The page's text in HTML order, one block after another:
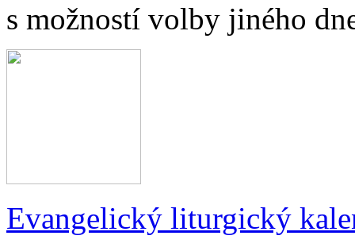
s možností volby jiného
Evangelický liturgický